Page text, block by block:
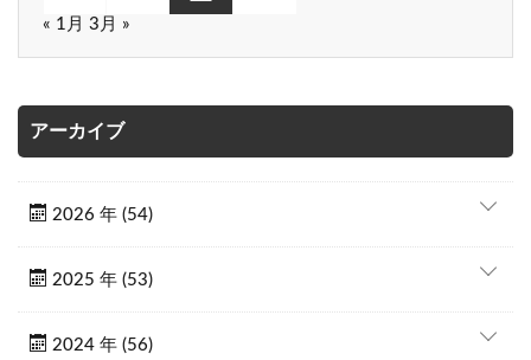
« 1月 3月 »
アーカイブ
2026 年 (54)
2025 年 (53)
2024 年 (56)